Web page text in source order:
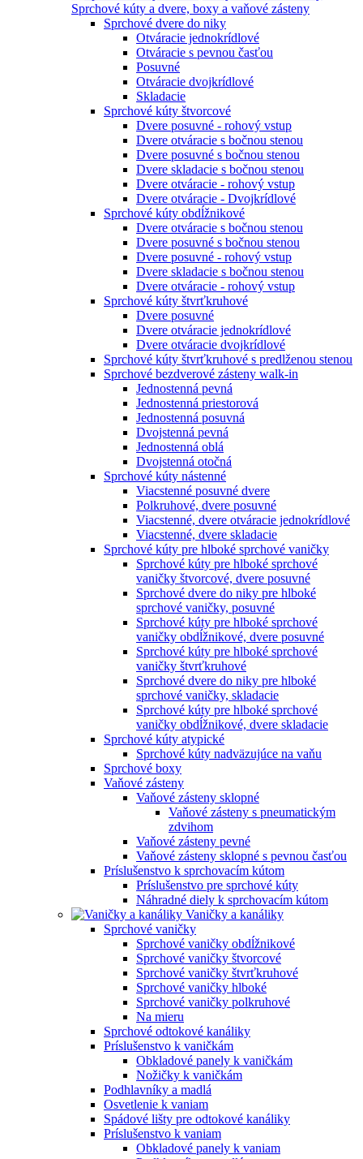
Sprchové kúty a dvere, boxy a vaňové zásteny
Sprchové dvere do niky
Otváracie jednokrídlové
Otváracie s pevnou časťou
Posuvné
Otváracie dvojkrídlové
Skladacie
Sprchové kúty štvorcové
Dvere posuvné - rohový vstup
Dvere otváracie s bočnou stenou
Dvere posuvné s bočnou stenou
Dvere skladacie s bočnou stenou
Dvere otváracie - rohový vstup
Dvere otváracie - Dvojkrídlové
Sprchové kúty obdĺžnikové
Dvere otváracie s bočnou stenou
Dvere posuvné s bočnou stenou
Dvere posuvné - rohový vstup
Dvere skladacie s bočnou stenou
Dvere otváracie - rohový vstup
Sprchové kúty štvrťkruhové
Dvere posuvné
Dvere otváracie jednokrídlové
Dvere otváracie dvojkrídlové
Sprchové kúty štvrťkruhové s predlženou stenou
Sprchové bezdverové zásteny walk-in
Jednostenná pevná
Jednostenná priestorová
Jednostenná posuvná
Dvojstenná pevná
Jednostenná oblá
Dvojstenná otočná
Sprchové kúty nástenné
Viacstenné posuvné dvere
Polkruhové, dvere posuvné
Viacstenné, dvere otváracie jednokrídlové
Viacstenné, dvere skladacie
Sprchové kúty pre hlboké sprchové vaničky
Sprchové kúty pre hlboké sprchové
vaničky štvorcové, dvere posuvné
Sprchové dvere do niky pre hlboké
sprchové vaničky, posuvné
Sprchové kúty pre hlboké sprchové
vaničky obdĺžnikové, dvere posuvné
Sprchové kúty pre hlboké sprchové
vaničky štvrťkruhové
Sprchové dvere do niky pre hlboké
sprchové vaničky, skladacie
Sprchové kúty pre hlboké sprchové
vaničky obdĺžnikové, dvere skladacie
Sprchové kúty atypické
Sprchové kúty nadväzujúce na vaňu
Sprchové boxy
Vaňové zásteny
Vaňové zásteny sklopné
Vaňové zásteny s pneumatickým
zdvihom
Vaňové zásteny pevné
Vaňové zásteny sklopné s pevnou časťou
Príslušenstvo k sprchovacím kútom
Príslušenstvo pre sprchové kúty
Náhradné diely k sprchovacím kútom
Vaničky a kanáliky
Sprchové vaničky
Sprchové vaničky obdĺžnikové
Sprchové vaničky štvorcové
Sprchové vaničky štvrťkruhové
Sprchové vaničky hlboké
Sprchové vaničky polkruhové
Na mieru
Sprchové odtokové kanáliky
Príslušenstvo k vaničkám
Obkladové panely k vaničkám
Nožičky k vaničkám
Podhlavníky a madlá
Osvetlenie k vaniam
Spádové lišty pre odtokové kanáliky
Príslušenstvo k vaniam
Obkladové panely k vaniam